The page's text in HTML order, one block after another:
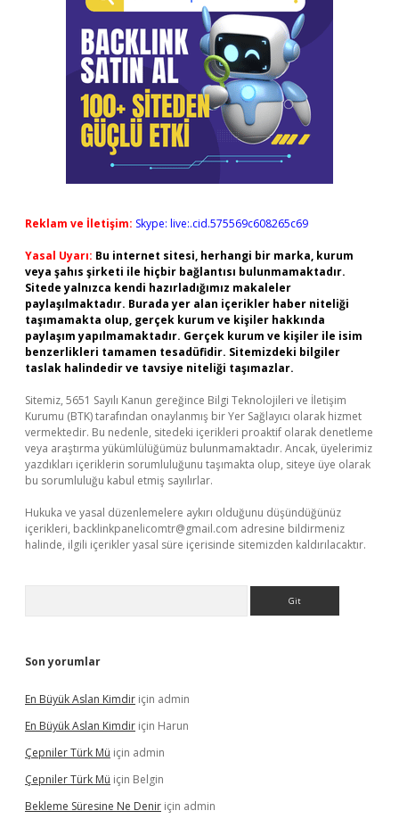
Reklam ve İletişim: Skype: live:.cid.575569c608265c69
Yasal Uyarı: Bu internet sitesi, herhangi bir marka, kurum
veya şahıs şirketi ile hiçbir bağlantısı bulunmamaktadır.
Sitede yalnızca kendi hazırladığımız makaleler
paylaşılmaktadır. Burada yer alan içerikler haber niteliği
taşımamakta olup, gerçek kurum ve kişiler hakkında
paylaşım yapılmamaktadır. Gerçek kurum ve kişiler ile isim
benzerlikleri tamamen tesadüfidir. Sitemizdeki bilgiler
taslak halindedir ve tavsiye niteliği taşımazlar.
Sitemiz, 5651 Sayılı Kanun gereğince Bilgi Teknolojileri ve İletişim
Kurumu (BTK) tarafından onaylanmış bir Yer Sağlayıcı olarak hizmet
vermektedir. Bu nedenle, sitedeki içerikleri proaktif olarak denetleme
veya araştırma yükümlülüğümüz bulunmamaktadır. Ancak, üyelerimiz
yazdıkları içeriklerin sorumluluğunu taşımakta olup, siteye üye olarak
bu sorumluluğu kabul etmiş sayılırlar.
Hukuka ve yasal düzenlemelere aykırı olduğunu düşündüğünüz
içerikleri, backlinkpanelicomtr@gmail.com adresine bildirmeniz
halinde, ilgili içerikler yasal süre içerisinde sitemizden kaldırılacaktır.
Son yorumlar
En Büyük Aslan Kimdir için admin
En Büyük Aslan Kimdir için Harun
Çepniler Türk Mü için admin
Çepniler Türk Mü için Belgin
Bekleme Süresine Ne Denir için admin